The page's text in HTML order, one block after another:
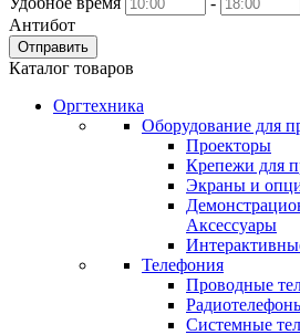
Антибот
Отправить
Каталог товаров
Оргтехника
Оборудование для
Проекторы
Крепежи для
Экраны и
Аксессуары
Телефония
Проводные
Системные